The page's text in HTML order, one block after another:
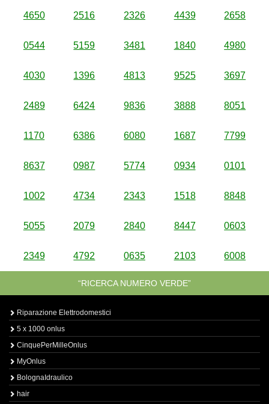
4650 2516 2326 4439 2658
0544 5159 3481 1840 4980
4030 1396 4813 9525 3697
2489 6424 9836 3888 8051
1170 6386 6080 1687 7799
8637 0987 5774 0934 0101
1002 4734 2343 1518 8848
5055 2079 2840 8447 0603
2349 4792 0635 2103 6008
“RICERCA NUMERO VERDE”
Riparazione Elettrodomestici
5 x 1000 onlus
CinquePerMilleOnlus
MyOnlus
BolognaIdraulico
hair